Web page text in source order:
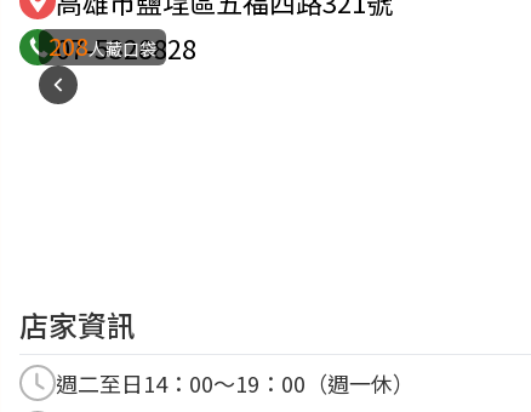
208人藏口袋
07-5328828
店家資訊
週二至日14：00～19：00（週一休）